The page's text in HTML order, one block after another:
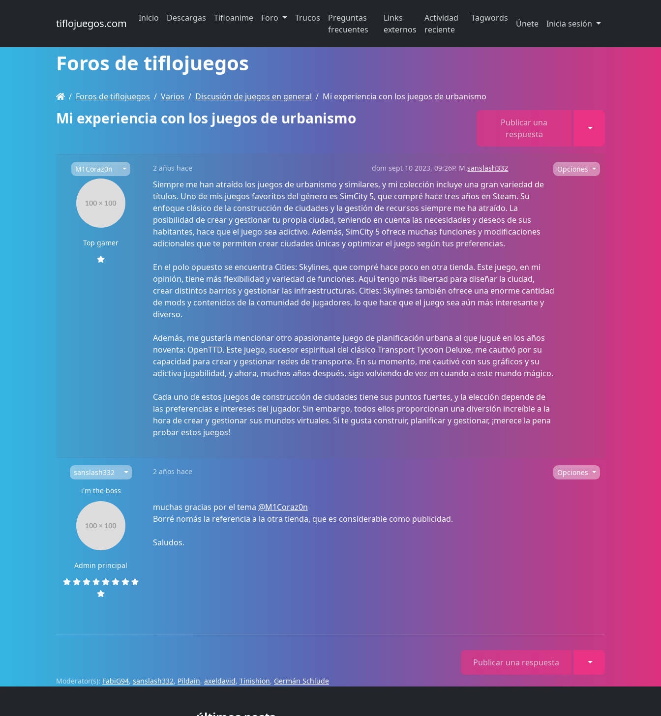
tiflojuegos.com Inicio Descargas Tifloanime Foro Trucos
Preguntas
frecuentes
Links
externos
Actividad
reciente
Tagwords
Únete Inicia sesión
Foros de tiflojuegos
Foros de tiflojuegos Varios Discusión de juegos en general Mi experiencia con los juegos de urbanismo
Mi experiencia con los juegos de urbanismo
Publicar una
respuesta
Toggle Dropdown
M1Coraz0n 2 años hace dom sept 10 2023, 09:26P. M.sanslash332 Opciones
Top gamer
Siempre me han atraído los juegos de urbanismo y similares, y mi colección incluye una gran variedad de
títulos. Uno de mis juegos favoritos del género es SimCity 5, que compré hace tres años en Steam. Su
enfoque clásico de la construcción de ciudades y la gestión de recursos siempre me ha atraído. La
posibilidad de crear y gestionar tu propia ciudad, teniendo en cuenta las necesidades y deseos de sus
habitantes, hace que el juego sea adictivo. Además, SimCity 5 ofrece muchas funciones y modificaciones
adicionales que te permiten crear ciudades únicas y optimizar el juego según tus preferencias.
En el polo opuesto se encuentra Cities: Skylines, que compré hace poco en otra tienda. Este juego, en mi
opinión, tiene más flexibilidad y variedad de funciones. Aquí tengo más libertad para diseñar la ciudad,
crear distintos barrios y gestionar las infraestructuras. Cities: Skylines también ofrece una enorme cantidad
de mods y contenidos de la comunidad de jugadores, lo que hace que el juego sea aún más interesante y
diverso.
Además, me gustaría mencionar otro apasionante juego de planificación urbana al que jugué en los años
noventa: OpenTTD. Este juego, sucesor espiritual del clásico Transport Tycoon Deluxe, me cautivó por su
capacidad para crear y gestionar redes de transporte. En su momento, me cautivó con sus gráficos y su
adictiva jugabilidad, y ahora, muchos años después, sigo volviendo de vez en cuando a este mundo mágico.
Cada uno de estos juegos de construcción de ciudades tiene sus puntos fuertes, y la elección depende de
las preferencias e intereses del jugador. Sin embargo, todos ellos proporcionan una diversión increíble a la
hora de crear y gestionar sus mundos virtuales. Si te gusta construir, planificar y gestionar, ¡merece la pena
probar estos juegos!
sanslash332
i'm the boss
2 años hace Opciones
Admin principal
muchas gracias por el tema @M1Coraz0n
Borré nomás la referencia a la otra tienda, que es considerable como publicidad.
Saludos.
Publicar una respuesta Toggle Dropdown
Moderator(s): FabiG94, sanslash332, Pildain, axeldavid, Tinishion, Germán Schlude